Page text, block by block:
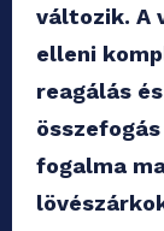
változik. A
elleni
reagálás
fogalma